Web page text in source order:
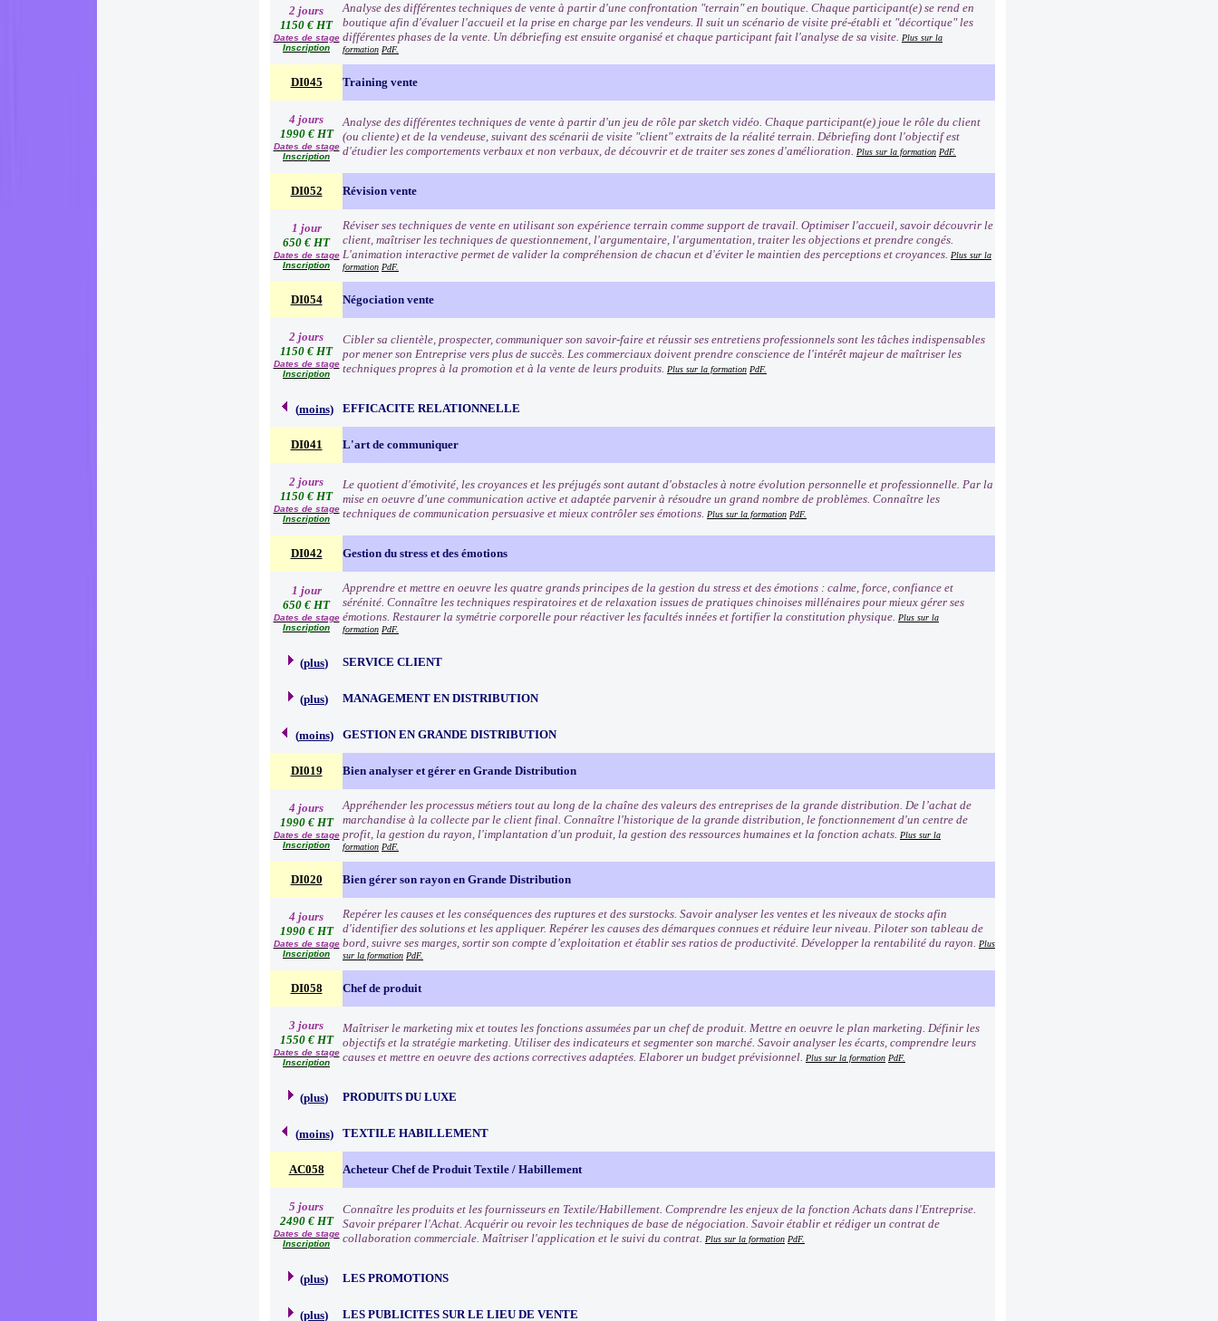
2 jours
1150 € HT
Dates de stage
Inscription
Analyse des différentes techniques de vente à partir d'une confrontation "terrain" en boutique. Chaque participant(e) se rend en
boutique afin d'évaluer l'accueil et la prise en charge par les vendeurs. Il suit un scénario de visite pré-établi et "décortique" les
différentes phases de la vente. Un débriefing est ensuite organisé et chaque participant fait l'analyse de sa visite. Plus sur la
formation PdF.
DI045 Training vente
4 jours
1990 € HT
Dates de stage
Inscription
Analyse des différentes techniques de vente à partir d'un jeu de rôle par sketch vidéo. Chaque participant(e) joue le rôle du client
(ou cliente) et de la vendeuse, suivant des scénarii de visite "client" extraits de la réalité terrain. Débriefing dont l'objectif est
d'étudier les comportements verbaux et non verbaux, de découvrir et de traiter ses zones d'amélioration. Plus sur la formation PdF.
DI052 Révision vente
1 jour
650 € HT
Dates de stage
Inscription
Réviser ses techniques de vente en utilisant son expérience terrain comme support de travail. Optimiser l'accueil, savoir découvrir le
client, maîtriser les techniques de questionnement, l'argumentaire, l'argumentation, traiter les objections et prendre congés.
L'animation interactive permet de valider la compréhension de chacun et d'éviter le maintien des perceptions et croyances. Plus sur la
formation PdF.
DI054 Négociation vente
2 jours
1150 € HT
Dates de stage
Inscription
Cibler sa clientèle, prospecter, communiquer son savoir-faire et réussir ses entretiens professionnels sont les tâches indispensables
por mener son Entreprise vers plus de succès. Les commerciaux doivent prendre conscience de l'intérêt majeur de maîtriser les
techniques propres à la promotion et à la vente de leurs produits. Plus sur la formation PdF.
(moins) EFFICACITE RELATIONNELLE
DI041 L'art de communiquer
2 jours
1150 € HT
Dates de stage
Inscription
Le quotient d'émotivité, les croyances et les préjugés sont autant d'obstacles à notre évolution personnelle et professionnelle. Par la
mise en oeuvre d'une communication active et adaptée parvenir à résoudre un grand nombre de problèmes. Connaître les
techniques de communication persuasive et mieux contrôler ses émotions. Plus sur la formation PdF.
DI042 Gestion du stress et des émotions
1 jour
650 € HT
Dates de stage
Inscription
Apprendre et mettre en oeuvre les quatre grands principes de la gestion du stress et des émotions : calme, force, confiance et
sérénité. Connaître les techniques respiratoires et de relaxation issues de pratiques chinoises millénaires pour mieux gérer ses
émotions. Restaurer la symétrie corporelle pour réactiver les facultés innées et fortifier la constitution physique. Plus sur la
formation PdF.
(plus) SERVICE CLIENT
(plus) MANAGEMENT EN DISTRIBUTION
(moins) GESTION EN GRANDE DISTRIBUTION
DI019 Bien analyser et gérer en Grande Distribution
4 jours
1990 € HT
Dates de stage
Inscription
Appréhender les processus métiers tout au long de la chaîne des valeurs des entreprises de la grande distribution. De l’achat de
marchandise à la collecte par le client final. Connaître l'historique de la grande distribution, le fonctionnement d'un centre de
profit, la gestion du rayon, l'implantation d'un produit, la gestion des ressources humaines et la fonction achats. Plus sur la
formation PdF.
DI020 Bien gérer son rayon en Grande Distribution
4 jours
1990 € HT
Dates de stage
Inscription
Repérer les causes et les conséquences des ruptures et des surstocks. Savoir analyser les ventes et les niveaux de stocks afin
d'identifier des solutions et les appliquer. Repérer les causes des démarques connues et réduire leur niveau. Piloter son tableau de
bord, suivre ses marges, sortir son compte d’exploitation et établir ses ratios de productivité. Développer la rentabilité du rayon. Plus
sur la formation PdF.
DI058 Chef de produit
3 jours
1550 € HT
Dates de stage
Inscription
Maîtriser le marketing mix et toutes les fonctions assumées par un chef de produit. Mettre en oeuvre le plan marketing. Définir les
objectifs et la stratégie marketing. Utiliser des indicateurs et segmenter son marché. Savoir analyser les écarts, comprendre leurs
causes et mettre en oeuvre des actions correctives adaptées. Elaborer un budget prévisionnel. Plus sur la formation PdF.
(plus) PRODUITS DU LUXE
(moins) TEXTILE HABILLEMENT
AC058 Acheteur Chef de Produit Textile / Habillement
5 jours
2490 € HT
Dates de stage
Inscription
Connaître les produits et les fournisseurs en Textile/Habillement. Comprendre les enjeux de la fonction Achats dans l'Entreprise.
Savoir préparer l'Achat. Acquérir ou revoir les techniques de base de négociation. Savoir établir et rédiger un contrat de
collaboration commerciale. Maîtriser l'application et le suivi du contrat. Plus sur la formation PdF.
(plus) LES PROMOTIONS
(plus) LES PUBLICITES SUR LE LIEU DE VENTE